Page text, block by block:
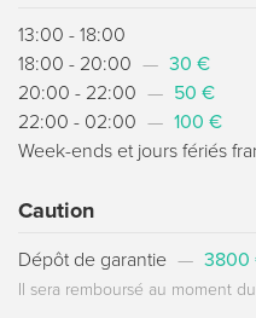
13:00 - 18:00
18:00 - 20:00 — 30 €
20:00 - 22:00 — 50 €
22:00 - 02:00 — 100 €
Week-ends et jours fériés
Caution
Dépôt de garantie — 3800
Il sera remboursé au moment